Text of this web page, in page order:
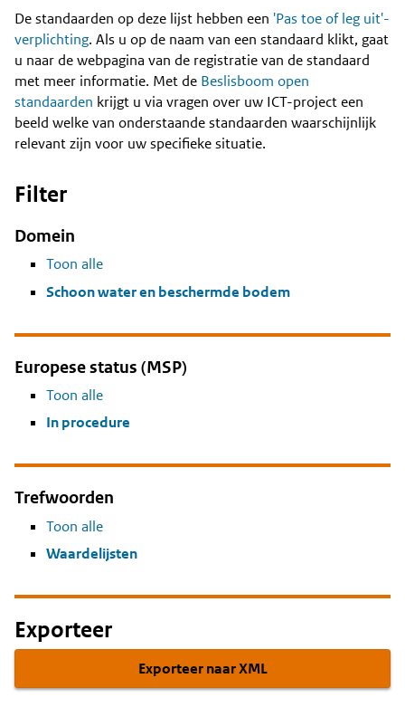
Content
De standaarden op deze lijst hebben een 'Pas toe of leg uit'-
verplichting. Als u op de naam van een standaard klikt, gaat
u naar de webpagina van de registratie van de standaard
met meer informatie. Met de Beslisboom open
standaarden krijgt u via vragen over uw ICT-project een
beeld welke van onderstaande standaarden waarschijnlijk
relevant zijn voor uw specifieke situatie.
Filter
Domein
Toon alle
Schoon water en beschermde bodem
Europese status (MSP)
Toon alle
In procedure
Trefwoorden
Toon alle
Waardelijsten
Exporteer
Exporteer naar XML